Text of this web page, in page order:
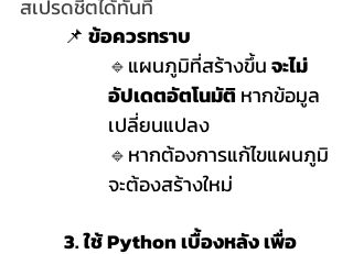
สเปรดชีตได้ทันที
	📌
ข้อควรทราบ
🔹แผนภูมิที่สร้างขึ้น จะไม่
อัปเดตอัตโนมัติ หากข้อมูล
เปลี่ยนแปลง
🔹หากต้องการแก้ไขแผนภูมิ
จะต้องสร้างใหม่